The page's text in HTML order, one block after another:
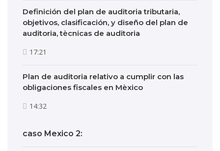
Definición del plan de auditoria tributaria,
objetivos, clasificación, y diseño del plan de
auditoria, tècnicas de auditoria
17:21
Plan de auditoria relativo a cumplir con las
obligaciones fiscales en Mèxico
14:32
caso Mexico 2: